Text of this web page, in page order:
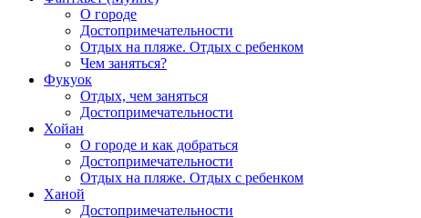
О городе
Достопримечательности
Отдых на пляже. Отдых с ребенком
Чем заняться?
Фукуок
Отдых, чем заняться
Достопримечательности
Хойан
О городе и как добраться
Достопримечательности
Отдых на пляже. Отдых с ребенком
Ханой
Достопримечательности